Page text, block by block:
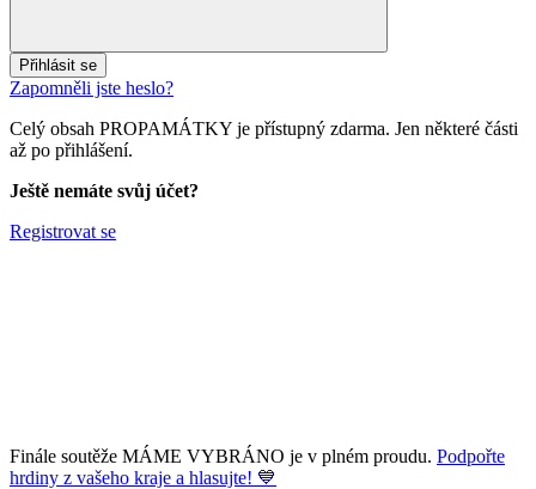
Přihlásit se
Zapomněli jste heslo?
Celý obsah PROPAMÁTKY je přístupný zdarma. Jen některé části
až po přihlášení.
Ještě nemáte svůj účet?
Registrovat se
Finále soutěže MÁME VYBRÁNO je v plném proudu. Podpořte
hrdiny z vašeho kraje a hlasujte! 💙